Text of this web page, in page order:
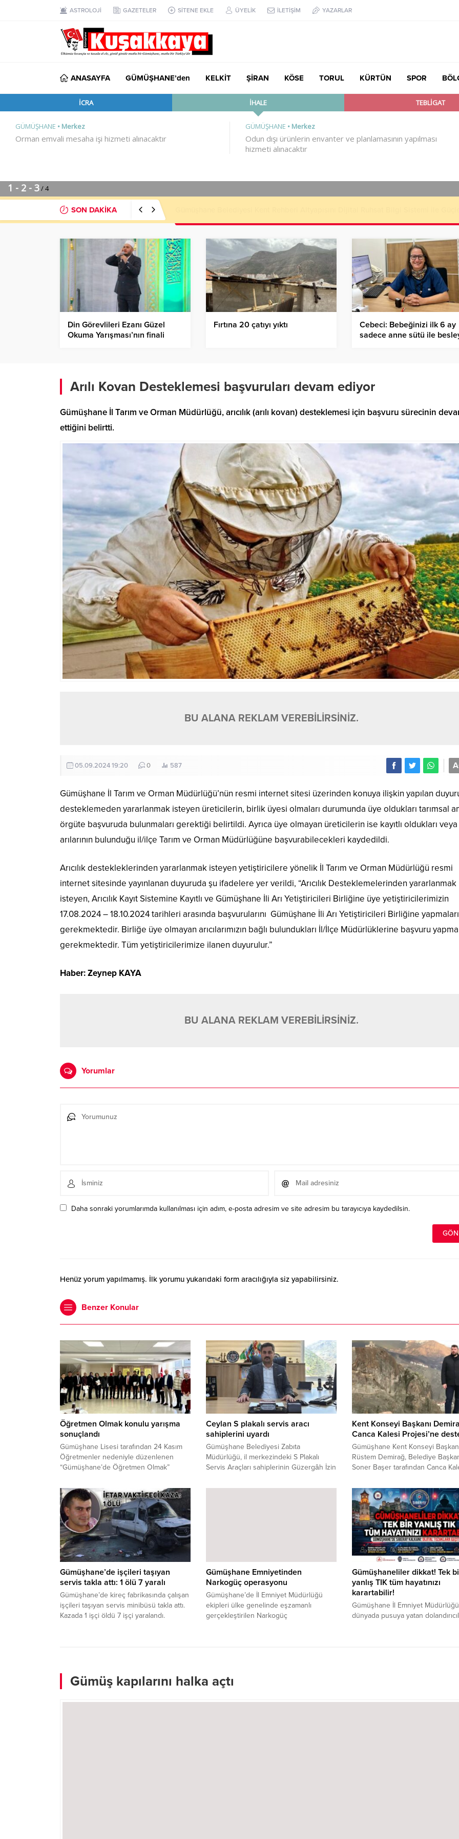
ASTROLOJİ GAZETELER SİTENE EKLE ÜYELİK İLETİŞİM YAZARLAR
ANASAYFA GÜMÜŞHANE’den KELKİT ŞİRAN KÖSE TORUL KÜRTÜN SPOR
SON DAKİKA
Din Görevlileri Ezanı Güzel
Okuma Yarışması’nın finali
Fırtına 20 çatıyı yıktı
Cebeci: Bebeğinizi ilk 6 ay
sadece anne sütü ile
Arılı Kovan Desteklemesi başvuruları devam ediyor
Gümüşhane İl Tarım ve Orman Müdürlüğü, arıcılık (arılı kovan) desteklemesi için başvuru sürecinin
ettiğini belirtti.
BU ALANA REKLAM VEREBİLİRSİNİZ.
05.09.2024 19:20 0 587 A
Gümüşhane İl Tarım ve Orman Müdürlüğü’nün resmi internet sitesi üzerinden konuya ilişkin yapılan
desteklemeden yararlanmak isteyen üreticilerin, birlik üyesi olmaları durumunda üye oldukları tarımsal
örgüte başvuruda bulunmaları gerektiği belirtildi. Ayrıca üye olmayan üreticilerin ise kayıtlı oldukları veya
arılarının bulunduğu il/ilçe Tarım ve Orman Müdürlüğüne başvurabilecekleri kaydedildi.
Arıcılık destekleklerinden yararlanmak isteyen yetiştiricilere yönelik İl Tarım ve Orman Müdürlüğü resmi
internet sitesinde yayınlanan duyuruda şu ifadelere yer verildi, “Arıcılık Desteklemelerinden yararlanmak
isteyen, Arıcılık Kayıt Sistemine Kayıtlı ve Gümüşhane İli Arı Yetiştiricileri Birliğine üye yetiştiricilerimizin
17.08.2024 – 18.10.2024 tarihleri arasında başvurularını Gümüşhane İli Arı Yetiştiricileri Birliğine yapmaları
gerekmektedir. Birliğe üye olmayan arıcılarımızın bağlı bulundukları İl/İlçe Müdürlüklerine başvuru
gerekmektedir. Tüm yetiştiricilerimize ilanen duyurulur.​”
Haber: Zeynep KAYA
BU ALANA REKLAM VEREBİLİRSİNİZ.
Yorumlar
Daha sonraki yorumlarımda kullanılması için adım, e-posta adresim ve site adresim bu tarayıcıya kaydedilsin.
Henüz yorum yapılmamış. İlk yorumu yukarıdaki form aracılığıyla siz yapabilirsiniz.
Benzer Konular
Öğretmen Olmak konulu yarışma
sonuçlandı
Gümüşhane Lisesi tarafından 24 Kasım
Öğretmenler nedeniyle düzenlenen
“Gümüşhane’de Öğretmen Olmak”
katılan fotoğraflardan oluşan sergi
düzenlendi.
Ceylan S plakalı servis aracı
sahiplerini uyardı
Gümüşhane Belediyesi Zabıta
Müdürlüğü, il merkezindeki S Plakalı
Servis Araçları sahiplerinin Güzergâh İzin
Aralık-31 Aralık tarihleri arasında
Kent Konseyi Başkanı
Canca Kalesi Projesi’ne
Gümüşhane Kent Konseyi
Rüstem Demirağ, Belediye
Soner Başer tarafından Canca
ve sosyal tesis projesini
adım" olarak nitelendirdi.
Kalesi’nin Torul Cam Teras ile
edilerek "Panoramik Rota
konseptiyle şehre ekonomik
kazandıracağını vurguladı.
Gümüşhane’de işçileri taşıyan
servis takla attı: 1 ölü 7 yaralı
Gümüşhane’de kireç fabrikasında çalışan
işçileri taşıyan servis minibüsü takla attı.
Kazada 1 işçi öldü 7 işçi yaralandı.
Gümüşhane Emniyetinden
Narkogüç operasyonu
Gümüşhane’de İl Emniyet Müdürlüğü
ekipleri ülke genelinde eşzamanlı
gerçekleştirilen Narkogüç
Gümüşhaneliler dikkat! Tek
yanlış TIK tüm hayatınızı
karartabilir!
Gümüşhane İl Emniyet
dünyada pusuya yatan
Gümüş kapılarını halka açtı